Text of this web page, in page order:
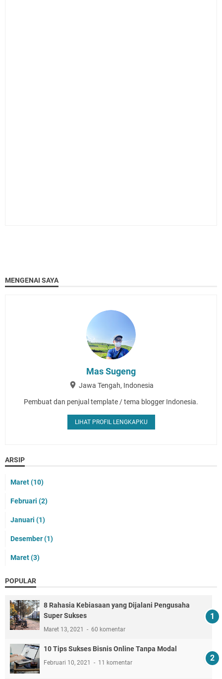
MENGENAI SAYA
Mas Sugeng
Jawa Tengah, Indonesia
Pembuat dan penjual template / tema blogger Indonesia.
LIHAT PROFIL LENGKAPKU
ARSIP
Maret(10)
Februari (2)
Januari (1)
Desember(1)
Maret(3)
POPULAR
8 Rahasia Kebiasaan yang Dijalani Pengusaha
Super Sukses
Maret 13, 2021 60 komentar
10 Tips Sukses Bisnis Online Tanpa Modal
Februari 10, 2021 11 komentar